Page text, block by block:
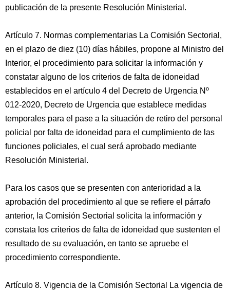
publicación de la presente Resolución Ministerial.
Artículo 7. Normas complementarias La Comisión Sectorial,
en el plazo de diez (10) días hábiles, propone al Ministro del
Interior, el procedimiento para solicitar la información y
constatar alguno de los criterios de falta de idoneidad
establecidos en el artículo 4 del Decreto de Urgencia Nº
012-2020, Decreto de Urgencia que establece medidas
temporales para el pase a la situación de retiro del personal
policial por falta de idoneidad para el cumplimiento de las
funciones policiales, el cual será aprobado mediante
Resolución Ministerial.
Para los casos que se presenten con anterioridad a la
aprobación del procedimiento al que se refiere el párrafo
anterior, la Comisión Sectorial solicita la información y
constata los criterios de falta de idoneidad que sustenten el
resultado de su evaluación, en tanto se apruebe el
procedimiento correspondiente.
Artículo 8. Vigencia de la Comisión Sectorial La vigencia de